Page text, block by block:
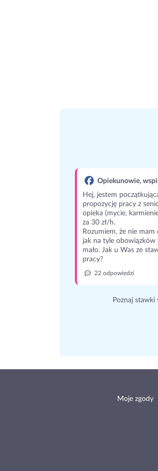
Opiekunowie,
Hej, jestem
propozycję pracy z
opieka (mycie,
za 30 zł/h.
Rozumiem, że nie mam
jak na tyle
mało. Jak u Was ze
pracy?
22 odpowiedzi
Poznaj
Moje zgody